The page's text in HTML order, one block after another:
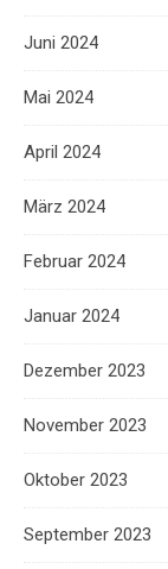
Juni 2024
Mai 2024
April 2024
März 2024
Februar 2024
Januar 2024
Dezember 2023
November 2023
Oktober 2023
September 2023